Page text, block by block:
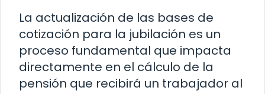
La actualización de las bases de
cotización para la jubilación es un
proceso fundamental que impacta
directamente en el cálculo de la
pensión que recibirá un trabajador al